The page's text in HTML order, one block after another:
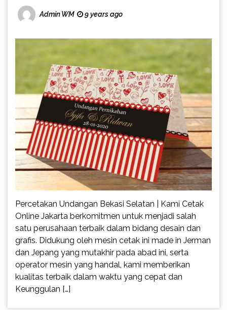
Admin WM 9 years ago
Percetakan Undangan Bekasi Selatan | Kami Cetak
Online Jakarta berkomitmen untuk menjadi salah
satu perusahaan terbaik dalam bidang desain dan
grafis. Didukung oleh mesin cetak ini made in Jerman
dan Jepang yang mutakhir pada abad ini, serta
operator mesin yang handal, kami memberikan
kualitas terbaik dalam waktu yang cepat dan
Keunggulan […]